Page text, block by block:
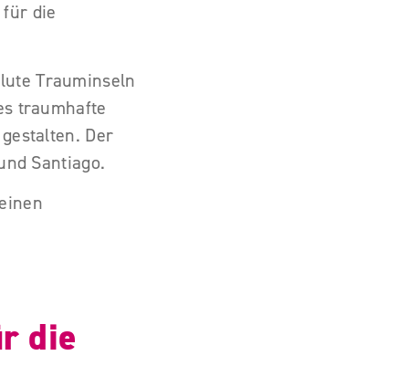
für die
Trauminseln
traumhafte
Der
Santiago.
die